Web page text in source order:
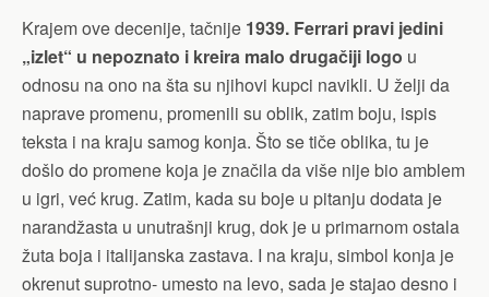
Krajem ove decenije, tačnije 1939. Ferrari pravi jedini
„izlet“ u nepoznato i kreira malo drugačiji logo u
odnosu na ono na šta su njihovi kupci navikli. U želji da
naprave promenu, promenili su oblik, zatim boju, ispis
teksta i na kraju samog konja. Što se tiče oblika, tu je
došlo do promene koja je značila da više nije bio amblem
u igri, već krug. Zatim, kada su boje u pitanju dodata je
narandžasta u unutrašnji krug, dok je u primarnom ostala
žuta boja i italijanska zastava. I na kraju, simbol konja je
okrenut suprotno- umesto na levo, sada je stajao desno i